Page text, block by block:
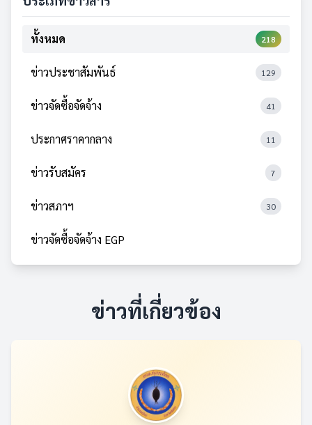
ทั้งหมด 218
ข่าวประชาสัมพันธ์ 129
ข่าวจัดซื้อจัดจ้าง 41
ประกาศราคากลาง 11
ข่าวรับสมัคร 7
ข่าวสภาฯ 30
ข่าวจัดซื้อจัดจ้าง EGP
ข่าวที่เกี่ยวข้อง